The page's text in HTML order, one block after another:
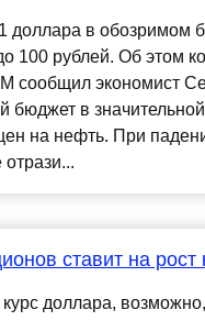
доллара в обозримом
100 рублей. Об этом
сообщил экономист
бюджет в
на нефть. При
ставит на рост
курс доллара,